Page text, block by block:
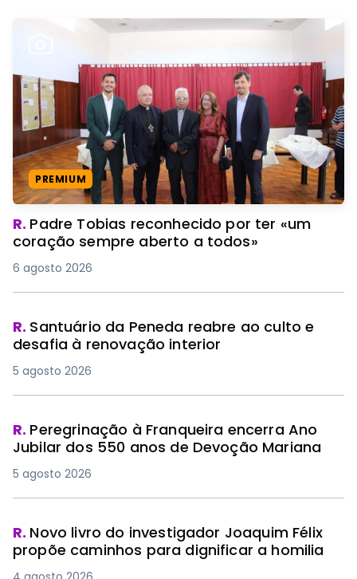
PREMIUM
R. Padre Tobias reconhecido por ter «um
coração sempre aberto a todos»
6 agosto 2026
R. Santuário da Peneda reabre ao culto e
desafia à renovação interior
5 agosto 2026
R. Peregrinação à Franqueira encerra Ano
Jubilar dos 550 anos de Devoção Mariana
5 agosto 2026
R. Novo livro do investigador Joaquim Félix
propõe caminhos para dignificar a homilia